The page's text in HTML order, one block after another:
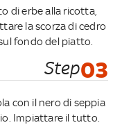
di erbe alla ricotta,
la scorza di cedro
fondo del piatto.
Step03
con il nero di seppia
Impiattare il tutto.